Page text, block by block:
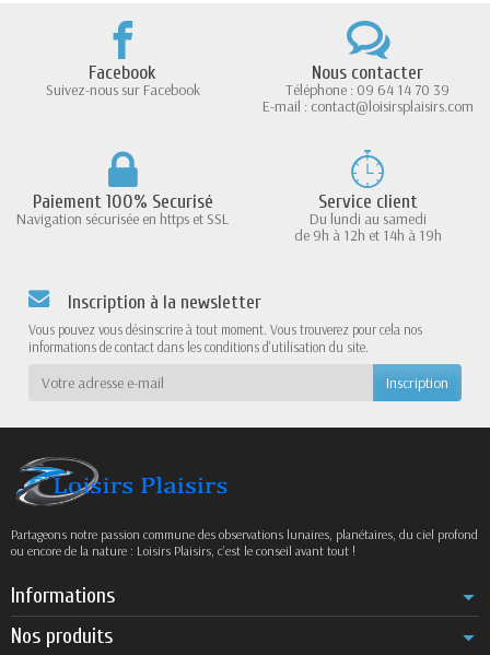
Facebook
Suivez-nous sur Facebook
Nous contacter
Téléphone : 09 64 14 70 39
E-mail : contact@loisirsplaisirs.com
Paiement 100% Securisé
Navigation sécurisée en https et SSL
Service client
Du lundi au samedi
de 9h à 12h et 14h à 19h
Inscription à la newsletter
Vous pouvez vous désinscrire à tout moment. Vous trouverez pour cela nos
informations de contact dans les conditions d'utilisation du site.
Partageons notre passion commune des observations lunaires, planétaires, du ciel profond
ou encore de la nature : Loisirs Plaisirs, c’est le conseil avant tout !
Informations
Nos produits